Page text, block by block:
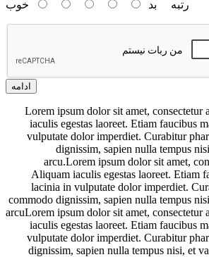
رتبه بد خوب
ادامه
Lorem ipsum dolor sit amet,
iaculis egestas laoreet. Etiam faucibus
vulputate dolor imperdiet. Curabitur
dignissim, sapien nulla tempus
arcu.Lorem ipsum dolor sit amet,
Aliquam iaculis egestas laoreet. Etiam
lacinia in vulputate dolor imperdiet.
commodo dignissim, sapien nulla tempus
arcuLorem ipsum dolor sit amet,
iaculis egestas laoreet. Etiam faucibus
vulputate dolor imperdiet. Curabitur
dignissim, sapien nulla tempus nisi, et